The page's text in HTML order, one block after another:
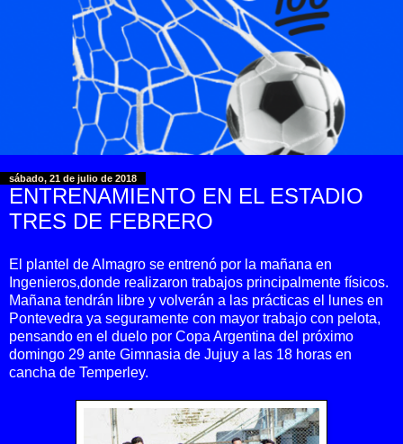
sábado, 21 de julio de 2018
ENTRENAMIENTO EN EL ESTADIO
TRES DE FEBRERO
El plantel de Almagro se entrenó por la mañana en
Ingenieros,donde realizaron trabajos principalmente físicos.
Mañana tendrán libre y volverán a las prácticas el lunes en
Pontevedra ya seguramente con mayor trabajo con pelota,
pensando en el duelo por Copa Argentina del próximo
domingo 29 ante Gimnasia de Jujuy a las 18 horas en
cancha de Temperley.